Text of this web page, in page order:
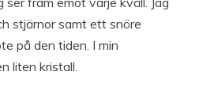
stjärnor samt ett snöre
på den tiden. I min
liten kristall.